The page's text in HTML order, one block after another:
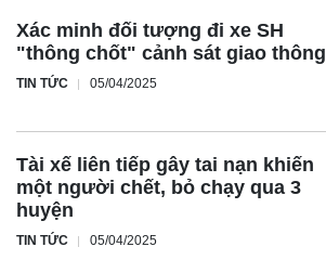
Xác minh đối tượng đi xe SH
"thông chốt" cảnh sát giao thông
TIN TỨC 05/04/2025
Tài xế liên tiếp gây tai nạn khiến
một người chết, bỏ chạy qua 3
huyện
TIN TỨC 05/04/2025